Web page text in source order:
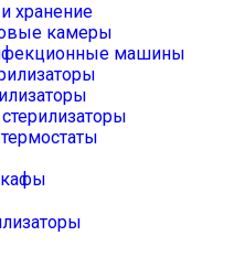
хранение
камеры
машины